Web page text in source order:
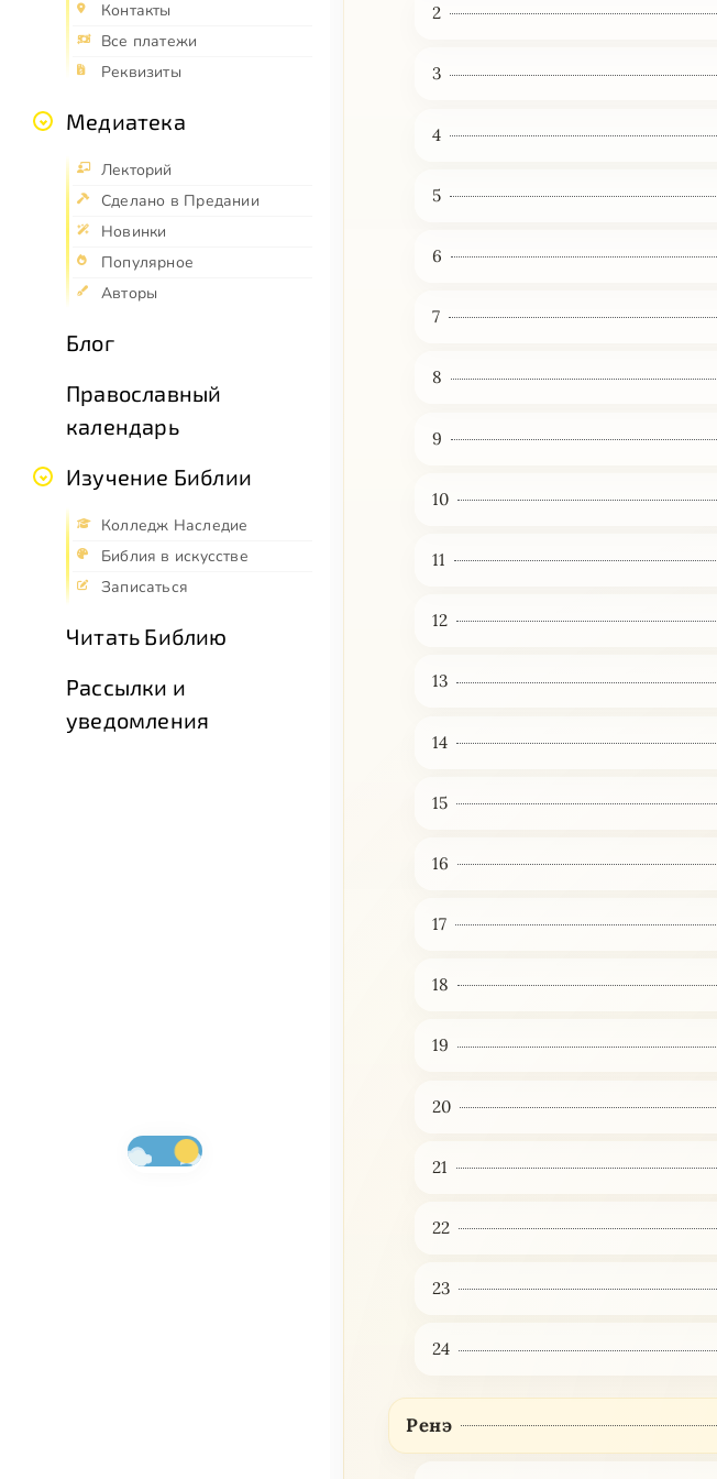
Контакты
Все платежи
Реквизиты
Медиатека
Лекторий
Сделано в Предании
Новинки
Популярное
Авторы
Блог
Православный
календарь
Изучение Библии
Колледж Наследие
Библия в искусстве
Записаться
Читать Библию
Рассылки и
уведомления
2
3
4
5
6
7
8
9
10
11
12
13
14
15
16
17
18
19
20
21
22
23
24
Ренэ